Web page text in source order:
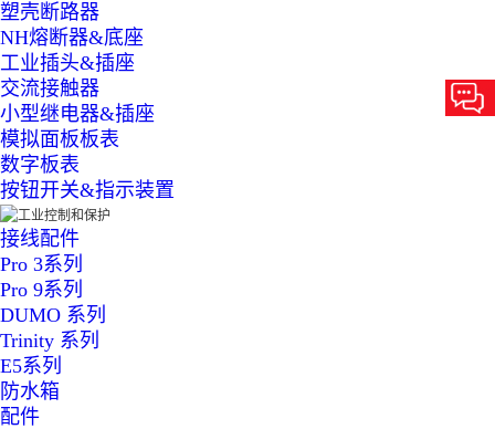
塑壳断路器
NH熔断器&底座
工业插头&插座
交流接触器
小型继电器&插座
模拟面板板表
数字板表
按钮开关&指示装置
接线配件
Pro 3系列
Pro 9系列
DUMO 系列
Trinity 系列
E5系列
防水箱
配件